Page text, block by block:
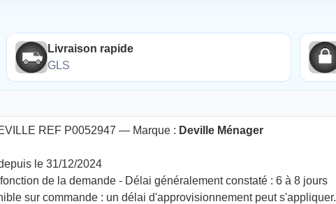
Livraison rapide
GLS
REF P0052947 — Marque : Deville Ménager
le 31/12/2024
de la demande - Délai généralement constaté : 6 à 8 jours
sur commande : un délai d'approvisionnement peut s'appliquer.